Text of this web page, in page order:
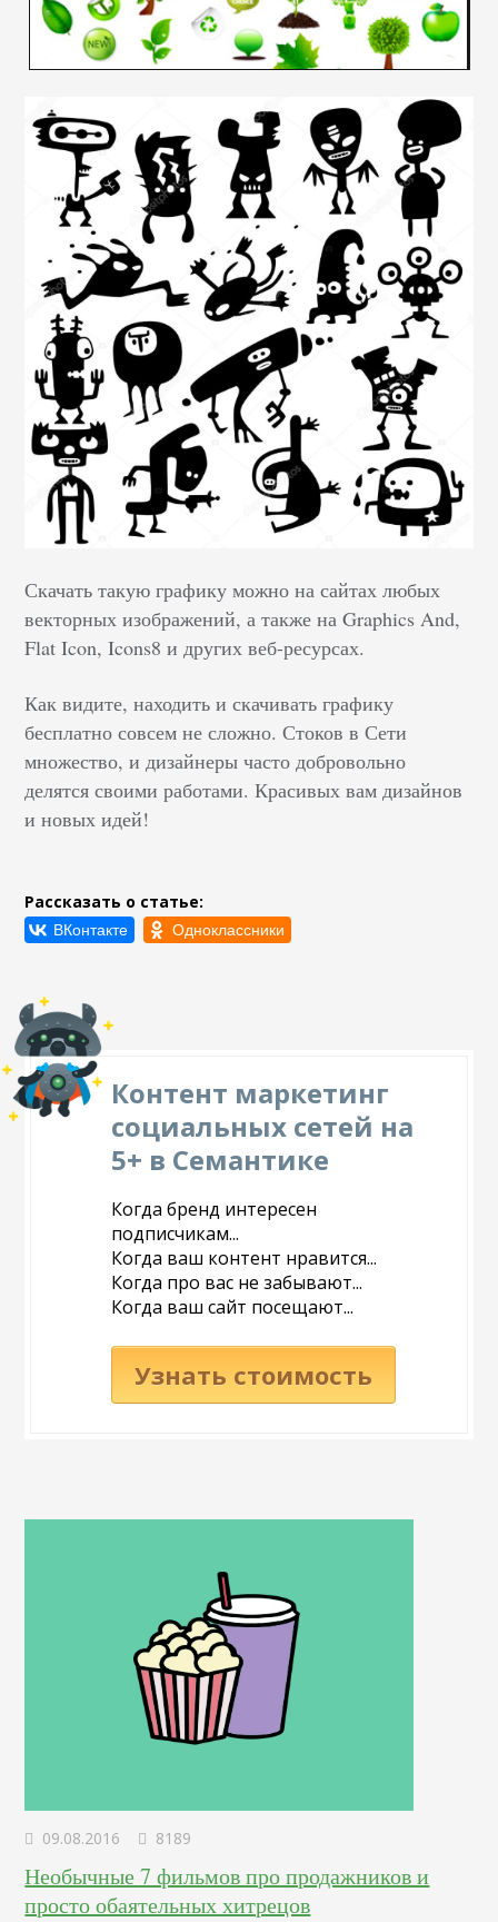
Скачать такую графику можно на сайтах любых
векторных изображений, а также на Graphics And,
Flat Icon, Icons8 и других веб-ресурсах.
Как видите, находить и скачивать графику
бесплатно совсем не сложно. Стоков в Сети
множество, и дизайнеры часто добровольно
делятся своими работами. Красивых вам дизайнов
и новых идей!
Рассказать о статье:
Контент маркетинг
социальных сетей на
5+ в Семантике
Когда бренд интересен
подписчикам...
Когда ваш контент нравится...
Когда про вас не забывают...
Когда ваш сайт посещают...
Узнать стоимость
09.08.2016 8189
Необычные 7 фильмов про продажников и
просто обаятельных хитрецов